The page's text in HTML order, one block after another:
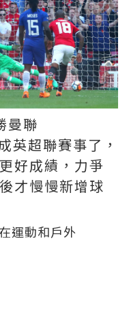
曼聯
英超聯賽事了，
好成績，力爭
才慢慢新增球